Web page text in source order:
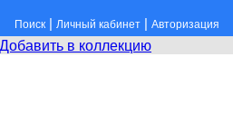
Поиск | Личный кабинет | Авторизация
Добавить в коллекцию